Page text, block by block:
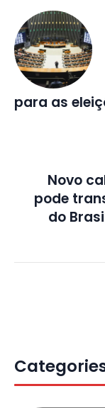
para as
Novo
pode
do